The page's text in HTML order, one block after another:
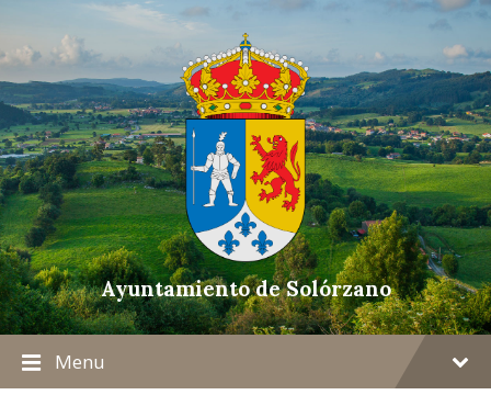
Ayuntamiento de Solórzano
Menu